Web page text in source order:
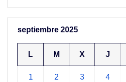
septiembre 2025
L M X J
1 2 3 4